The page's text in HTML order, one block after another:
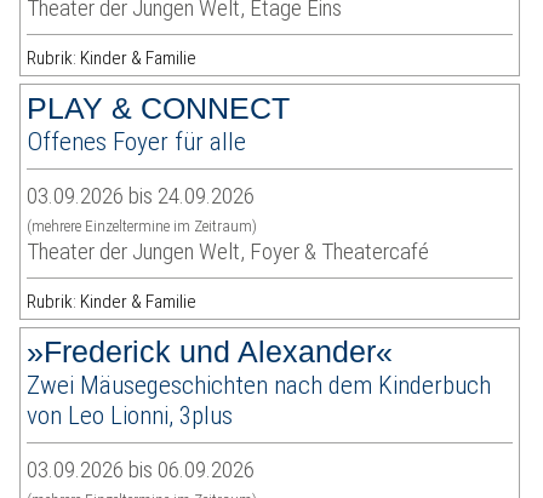
Theater der Jungen Welt, Etage Eins
Rubrik: Kinder & Familie
PLAY & CONNECT
Offenes Foyer für alle
03.09.2026 bis 24.09.2026
(mehrere Einzeltermine im Zeitraum)
Theater der Jungen Welt, Foyer & Theatercafé
Rubrik: Kinder & Familie
»Frederick und Alexander«
Zwei Mäusegeschichten nach dem Kinderbuch
von Leo Lionni, 3plus
03.09.2026 bis 06.09.2026